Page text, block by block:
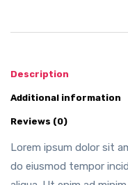
Description
Additional information
Reviews (0)
Lorem ipsum dolor sit
do eiusmod tempor